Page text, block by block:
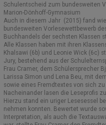
GTS IN ANGEBOTSFORM
MENSA
CULINARIUM
ORIENTIERUNGSSTUFE
MITTELSTUFE
OBERSTUFE MSS
MITARBEITERINNEN
SEKRETARIAT
SCHÜLERVERTRETUNG (SV)
SCHULELTERNBEIRAT (SEB)
GREMIEN UND AUSSCHÜSSE
VEREIN DER FREUNDE
FACHUNTERRICHT
REGELN UND ZEITEN
AG-ANGEBOT
EVENTS
AUSTAUSCHPROGRAMME/
KOOPERATIONSPARTNER
Service
FORMULARE
ESSENSBESTELLUNG
SCHULBÜCHER
FUNDSACHEN
ANMELDUNGEN –
Search
for:
Search Button
Schulentscheid zum bundesweiten
Marion-Dönhoff-Gymnasium
Auch in diesem Jahr (2015) fand
bundesweiten Vorlesewettbewerb
Buchhandels der sechsten Klassen
Alle Klassen haben mit ihren
Khalsawi (6b) und Leonie Wick (6c)
Jury, bestehend aus der
Frau Cramer, dem Schülersprecher
Larissa Simon und Lena Beu, mit
sowie eines Fremdtextes von sich
Nacheinander lasen die Leseprofis
Hierzu stand ein uriger Lesesessel
nehmen konnten. Bewertet wurde
Interpretation, als auch die